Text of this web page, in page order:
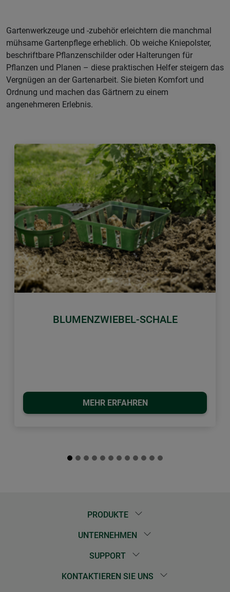
Gartenwerkzeuge und -zubehör erleichtern die manchmal
mühsame Gartenpflege erheblich. Ob weiche Kniepolster,
beschriftbare Pflanzenschilder oder Halterungen für
Pflanzen und Planen – diese praktischen Helfer steigern das
Vergnügen an der Gartenarbeit. Sie bieten Komfort und
Ordnung und machen das Gärtnern zu einem
angenehmeren Erlebnis.
BLUMENZWIEBEL-SCHALE
MEHR ERFAHREN
Zurück Weiter
PRODUKTE
UNTERNEHMEN
SUPPORT
KONTAKTIEREN SIE UNS